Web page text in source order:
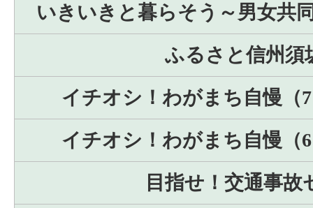
いきいきと暮らそう～男女共
ふるさと信州須
イチオシ！わがまち自慢（
イチオシ！わがまち自慢（
目指せ！交通事故